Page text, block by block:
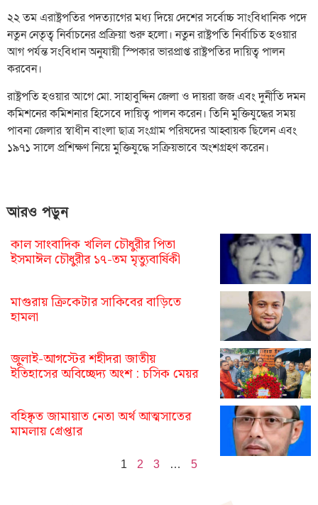
২২ তম এরাষ্ট্রপতির পদত্যাগের মধ্য দিয়ে দেশের সর্বোচ্চ সাংবিধানিক পদে
নতুন নেতৃত্ব নির্বাচনের প্রক্রিয়া শুরু হলো। নতুন রাষ্ট্রপতি নির্বাচিত হওয়ার
আগ পর্যন্ত সংবিধান অনুযায়ী স্পিকার ভারপ্রাপ্ত রাষ্ট্রপতির দায়িত্ব পালন
করবেন।
রাষ্ট্রপতি হওয়ার আগে মো. সাহাবুদ্দিন জেলা ও দায়রা জজ এবং দুর্নীতি দমন
কমিশনের কমিশনার হিসেবে দায়িত্ব পালন করেন। তিনি মুক্তিযুদ্ধের সময়
পাবনা জেলার স্বাধীন বাংলা ছাত্র সংগ্রাম পরিষদের আহ্বায়ক ছিলেন এবং
১৯৭১ সালে প্রশিক্ষণ নিয়ে মুক্তিযুদ্ধে সক্রিয়ভাবে অংশগ্রহণ করেন।
আরও পড়ুন
কাল সাংবাদিক খলিল চৌধুরীর পিতা
ইসমাঈল চৌধুরীর ১৭-তম মৃত্যুবার্ষিকী
মাগুরায় ক্রিকেটার সাকিবের বাড়িতে
হামলা
জুলাই-আগস্টের শহীদরা জাতীয়
ইতিহাসের অবিচ্ছেদ্য অংশ : চসিক মেয়র
বহিষ্কৃত জামায়াত নেতা অর্থ আত্মসাতের
মামলায় গ্রেপ্তার
1 2 3 … 5